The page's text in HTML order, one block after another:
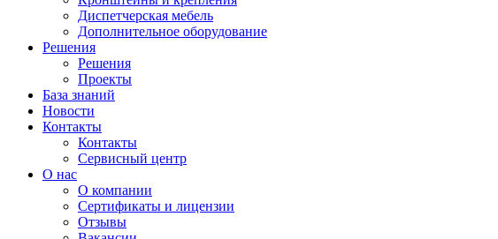
Диспетчерская мебель
Дополнительное оборудование
Решения
Решения
Проекты
База знаний
Новости
Контакты
Контакты
Сервисный центр
О нас
О компании
Сертификаты и лицензии
Отзывы